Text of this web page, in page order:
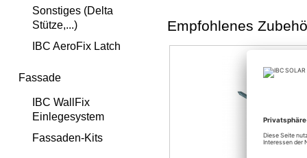
Sonstiges (Delta
Stütze,...)
IBC AeroFix Latch
Fassade
IBC WallFix
Einlegesystem
Fassaden-Kits
Empfohlenes